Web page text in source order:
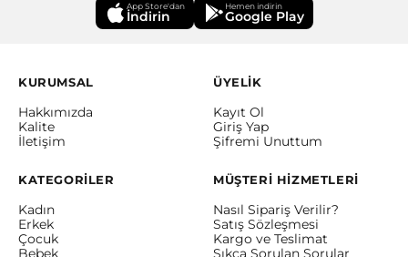
App Store'dan
İndirin
Hemen indirin
Google Play
KURUMSAL
Hakkımızda
Kalite
İletişim
ÜYELİK
Kayıt Ol
Giriş Yap
Şifremi Unuttum
KATEGORİLER
Kadın
Erkek
Çocuk
Bebek
MÜŞTERİ HİZMETLERİ
Nasıl Sipariş Verilir?
Satış Sözleşmesi
Kargo ve Teslimat
Sıkça Sorulan Sorular